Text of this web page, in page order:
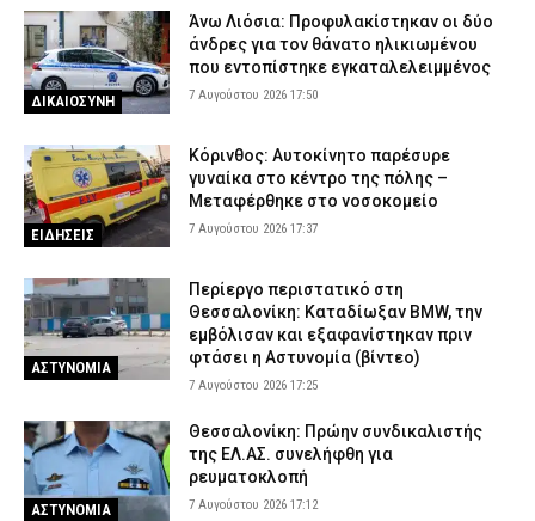
ΔΙΚΑΙΟΣΥΝΗ
Άνω Λιόσια: Προφυλακίστηκαν οι δύο
άνδρες για τον θάνατο ηλικιωμένου
που εντοπίστηκε εγκαταλελειμμένος
7 Αυγούστου 2026 17:50
ΕΙΔΗΣΕΙΣ
Κόρινθος: Αυτοκίνητο παρέσυρε
γυναίκα στο κέντρο της πόλης –
Μεταφέρθηκε στο νοσοκομείο
7 Αυγούστου 2026 17:37
ΑΣΤΥΝΟΜΙΑ
Περίεργο περιστατικό στη
Θεσσαλονίκη: Καταδίωξαν BMW, την
εμβόλισαν και εξαφανίστηκαν πριν
φτάσει η Αστυνομία (βίντεο)
7 Αυγούστου 2026 17:25
ΑΣΤΥΝΟΜΙΑ
Θεσσαλονίκη: Πρώην συνδικαλιστής
της ΕΛ.ΑΣ. συνελήφθη για
ρευματοκλοπή
7 Αυγούστου 2026 17:12